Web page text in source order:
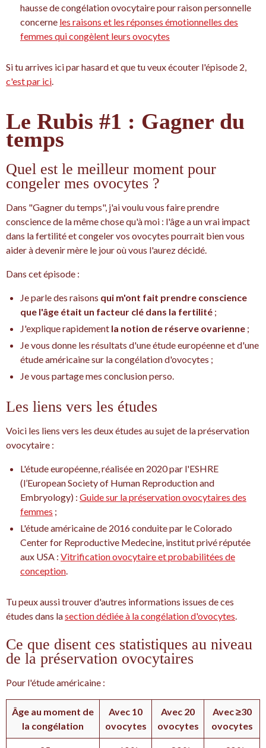
hausse de congélation ovocytaire pour raison personnelle
concerne les raisons et les réponses émotionnelles des
femmes qui congèlent leurs ovocytes
Si tu arrives ici par hasard et que tu veux écouter l'épisode 2,
c'est par ici.
Le Rubis #1 : Gagner du
temps
Quel est le meilleur moment pour
congeler mes ovocytes ?
Dans "Gagner du temps", j'ai voulu vous faire prendre
conscience de la même chose qu'à moi : l'âge a un vrai impact
dans la fertilité et congeler vos ovocytes pourrait bien vous
aider à devenir mère le jour où vous l'aurez décidé.
Dans cet épisode :
Je parle des raisons qui m'ont fait prendre conscience
que l'âge était un facteur clé dans la fertilité ;
J'explique rapidement la notion de réserve ovarienne ;
Je vous donne les résultats d'une étude européenne et d'une
étude américaine sur la congélation d'ovocytes ;
Je vous partage mes conclusion perso.
Les liens vers les études
Voici les liens vers les deux études au sujet de la préservation
ovocytaire :
L'étude européenne, réalisée en 2020 par l'ESHRE
(l’European Society of Human Reproduction and
Embryology) : Guide sur la préservation ovocytaires des
femmes ;
L'étude américaine de 2016 conduite par le Colorado
Center for Reproductive Medecine, institut privé réputée
aux USA : Vitrification ovocytaire et probabilitées de
conception.
Tu peux aussi trouver d'autres informations issues de ces
études dans lasection dédiée à la congélation d'ovocytes.
Ce que disent ces statistiques au niveau
de la préservation ovocytaires
Pour l'étude américaine :
Âge au moment de
la congélation
Avec 10
ovocytes
Avec 20
ovocytes
Avec ≥30
ovocytes